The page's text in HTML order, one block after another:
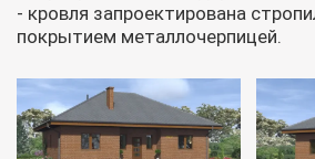
- кровля запроектирована
покрытием металлочерпицей.